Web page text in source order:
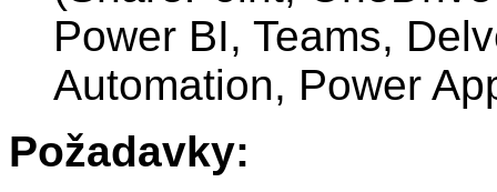
Power BI, Teams,
Automation, Power
Požadavky: